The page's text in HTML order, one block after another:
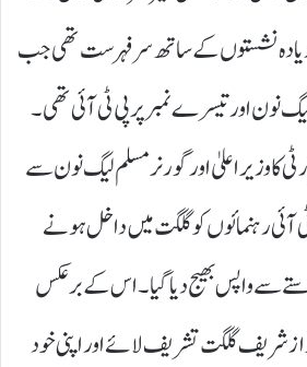
زیادہ نشستوں کے ساتھ سرفہرست تھی جب
نون اور تیسرے نمبر پر پی ٹی آئی تھی۔
کا وزیراعلیٰ اور گورنر مسلم لیگ نون سے
آئی رہنمائوں کو گلگت میں داخل ہونے
سے واپس بھیج دیا گیا۔ اس کے برعکس
شریف گلگت تشریف لائے اور اپنی خود